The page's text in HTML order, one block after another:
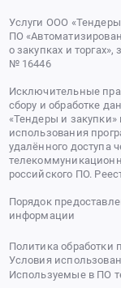
Услуги ООО
ПО
о закупках и
№ 16446
Исключительные
сбору и обработке
«Тендеры и
использования
удалённого доступа
российского ПО.
Порядок
информации
Политика обработки
Условия
Используемые в ПО